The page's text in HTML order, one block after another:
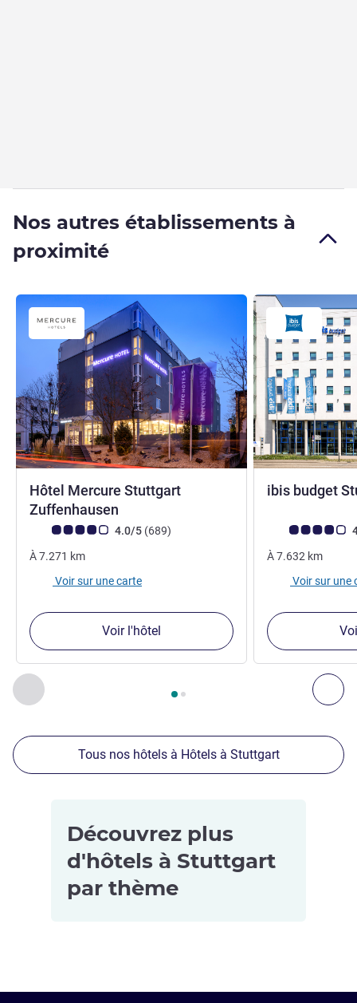
Nos autres établissements à
proximité
Précédent - Nos autres établissements à proximité
Page , Nos autres établissements à proximité 1 :,
Hôtel Mercure Stuttgart
Zuffenhausen
Note Avis clients (Note ALL)
4.0/5 (689avis
)
À7.271 km
Voir sur une carte
Voir l'hôtel
ibis budget
Note Avis clients
À7.632 km
Voir sur une
Tous nos hôtels à Hôtels à Stuttgart
Découvrez plus
d'hôtels à Stuttgart
par thème